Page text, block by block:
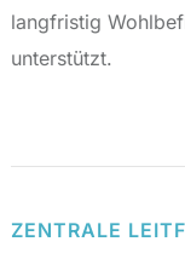
langfristig
unterstützt.
ZENTRALE